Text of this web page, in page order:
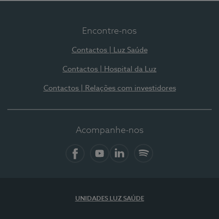
Encontre-nos
Contactos | Luz Saúde
Contactos | Hospital da Luz
Contactos | Relações com investidores
Acompanhe-nos
UNIDADES LUZ SAÚDE